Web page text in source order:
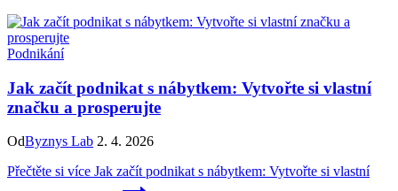
Podnikání
Jak začít podnikat s nábytkem: Vytvořte si vlastní
značku a prosperujte
OdByznys Lab 2. 4. 2026
Přečtěte si více Jak začít podnikat s nábytkem: Vytvořte si vlastní